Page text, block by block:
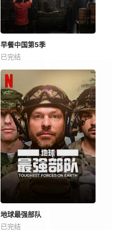
早餐中国第5季
已完结
地球最强部队
已完结